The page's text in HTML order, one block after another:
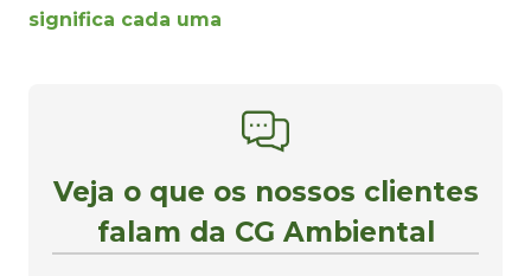
significa cada uma
Veja o que os nossos clientes
falam da CG Ambiental